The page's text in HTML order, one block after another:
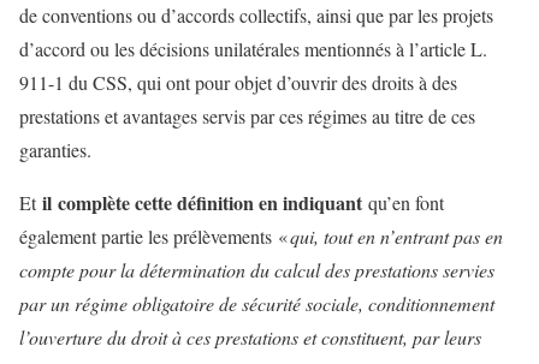
de conventions ou d’accords collectifs, ainsi que par les projets
d’accord ou les décisions unilatérales mentionnés à l’article L.
911-1 du CSS, qui ont pour objet d’ouvrir des droits à des
prestations et avantages servis par ces régimes au titre de ces
garanties.
Etil complète cette définition en indiquant qu’en font
également partie les prélèvements «qui, tout en n’entrant pas en
compte pour la détermination du calcul des prestations servies
par un régime obligatoire de sécurité sociale, conditionnement
l’ouverture du droit à ces prestations et constituent, par leurs